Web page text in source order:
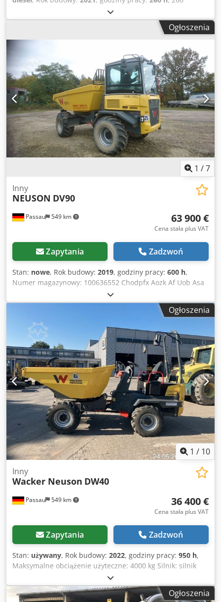
motogodzin – Koparka gąsienicowa 3972 KG – System
szybkiej wymiany – Funkcje dodatkowe – 2 łyżki – Silnik 18,2
kW – Lemiesz do niwelacji – = Dalsze informacje = Rok
produkcji: 2021 Rok modelu: 2021 Przeznaczenie:
Budownictwo Napęd: Gąsienice Csdpfsy Hpkljx Ab Ajha
Masa własna: 3 972 kg Certyfikat CE: tak Aby uzyskać więcej
informacji, prosimy o kontakt z Miguelem Cubas. =
Informacje o firmie = Znajdujemy się między Antwerpią a
Brukselą przy autostradzie A12, w pobliżu portu w
Antwerpii. Godziny otwarcia: od poniedziałku do piątku w
godzinach od 8:30 do 19:00.
Ogłoszenia
1 /7
Passau 549 km
Inny
NEUSON DV90
63 900 €
Cena stała plus VAT
Zapytania Zadzwoń
Stan: nowe, Rok budowy: 2019, godziny pracy: 600 h,
Numer magazynowy: 100636552 Chodpfx Aozk Af Uob Asa
Wymiary do transportu (długość x szerokość x wysokość): 0
x 0 x 0 ---- Lokalizacja: Drezno
Ogłoszenia
1 / 10
Passau 549 km
Inny
Wacker Neuson DW40
36 400 €
Cena stała plus VAT
Zapytania Zadzwoń
Stan: używany, Rok budowy: 2022, godziny pracy: 950 h,
Maksymalne obciążenie użyteczne: 4000 kg Silnik: silnik
spalinowy ---- Wersja A 1.0 Wyładowcza skrzynia z
obrotowym mechanizmem przechylania Prędkość jazdy: 25
km/h Codpfxozk Abis Ab Aeha Lokalizacja: WürzburgOgłoszenia